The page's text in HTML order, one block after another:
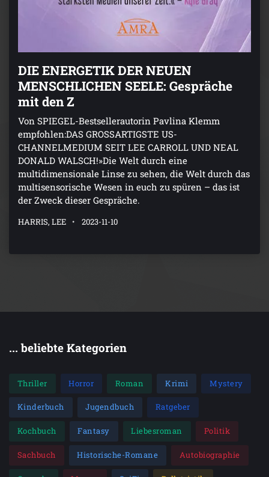
DIE ENERGETIK DER NEUEN
MENSCHLICHEN SEELE: Gespräche
mit den Z
Von SPIEGEL-Bestsellerautorin Pavlina Klemm
empfohlen:DAS GROSSARTIGSTE US-
CHANNELMEDIUM SEIT LEE CARROLL UND NEAL
DONALD WALSCH!»Die Welt durch eine
multidimensionale Linse zu sehen, die Welt durch das
multisensorische Wesen in euch zu spüren – das ist
der Zweck dieser Gespräche.
HARRIS, LEE 2023-11-10
... beliebte Kategorien
Thriller Horror Roman Krimi Mystery
Kinderbuch Jugendbuch Ratgeber
Kochbuch Fantasy Liebesroman Politik
Sachbuch Historische-Romane Autobiographie